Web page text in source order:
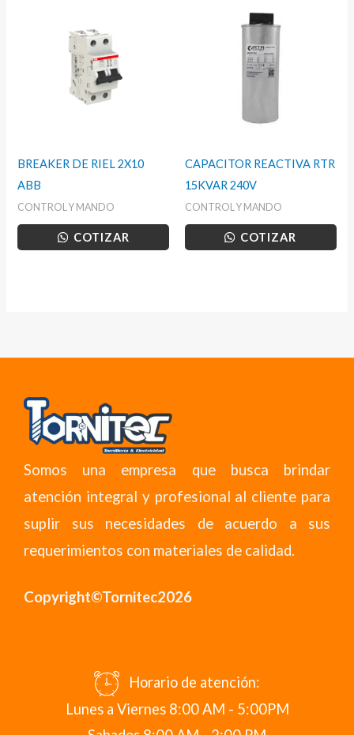
BREAKER DE RIEL 2X10
ABB
CONTROL Y MANDO
COTIZAR
CAPACITOR REACTIVA RTR
15KVAR 240V
CONTROL Y MANDO
COTIZAR
Somos una empresa que busca brindar
atención integral y profesional al cliente para
suplir sus necesidades de acuerdo a sus
requerimientos con materiales de calidad.
Copyright©Tornitec2026
Horario de atención:
Lunes a Viernes 8:00 AM - 5:00PM